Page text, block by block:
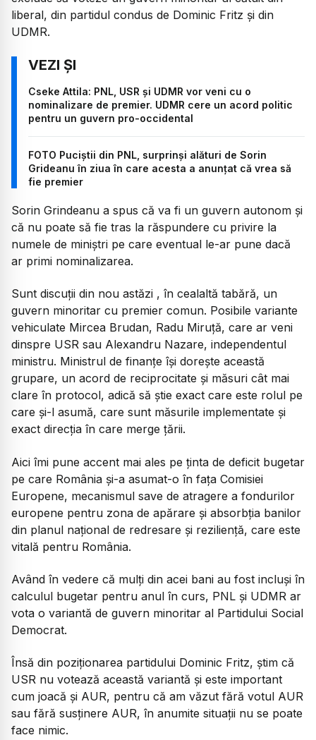
liberal, din partidul condus de Dominic Fritz și din
UDMR.
Cseke Attila: PNL, USR și UDMR vor veni cu o
nominalizare de premier. UDMR cere un acord politic
pentru un guvern pro-occidental
FOTO Puciștii din PNL, surprinși alături de Sorin
Grideanu în ziua în care acesta a anunțat că vrea să
fie premier
Sorin Grindeanu a spus că va fi un guvern autonom și
că nu poate să fie tras la răspundere cu privire la
numele de miniștri pe care eventual le-ar pune dacă
ar primi nominalizarea.
Sunt discuții din nou astăzi , în cealaltă tabără, un
guvern minoritar cu premier comun. Posibile variante
vehiculate Mircea Brudan, Radu Miruță, care ar veni
dinspre USR sau Alexandru Nazare, independentul
ministru. Ministrul de finanțe își dorește această
grupare, un acord de reciprocitate și măsuri cât mai
clare în protocol, adică să știe exact care este rolul pe
care și-l asumă, care sunt măsurile implementate și
exact direcția în care merge țării.
Aici îmi pune accent mai ales pe ținta de deficit bugetar
pe care România și-a asumat-o în fața Comisiei
Europene, mecanismul save de atragere a fondurilor
europene pentru zona de apărare și absorbția banilor
din planul național de redresare și reziliență, care este
vitală pentru România.
Având în vedere că mulți din acei bani au fost incluși în
calculul bugetar pentru anul în curs, PNL și UDMR ar
vota o variantă de guvern minoritar al Partidului Social
Democrat.
Însă din poziționarea partidului Dominic Fritz, știm că
USR nu votează această variantă și este important
cum joacă și AUR, pentru că am văzut fără votul AUR
sau fără susținere AUR, în anumite situații nu se poate
face nimic.